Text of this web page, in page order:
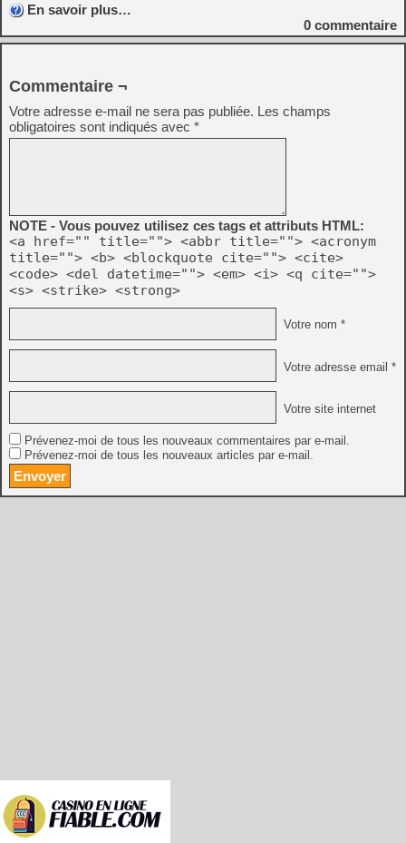
En savoir plus…
0 commentaire
Commentaire ¬
Votre adresse e-mail ne sera pas publiée. Les champs
obligatoires sont indiqués avec *
NOTE - Vous pouvez utilisez ces tags et attributs HTML:
<a href="" title=""> <abbr title=""> <acronym
title=""> <b> <blockquote cite=""> <cite>
<code> <del datetime=""> <em> <i> <q cite="">
<s> <strike> <strong>
Votre nom *
Votre adresse email *
Votre site internet
Prévenez-moi de tous les nouveaux commentaires par e-mail.
Prévenez-moi de tous les nouveaux articles par e-mail.